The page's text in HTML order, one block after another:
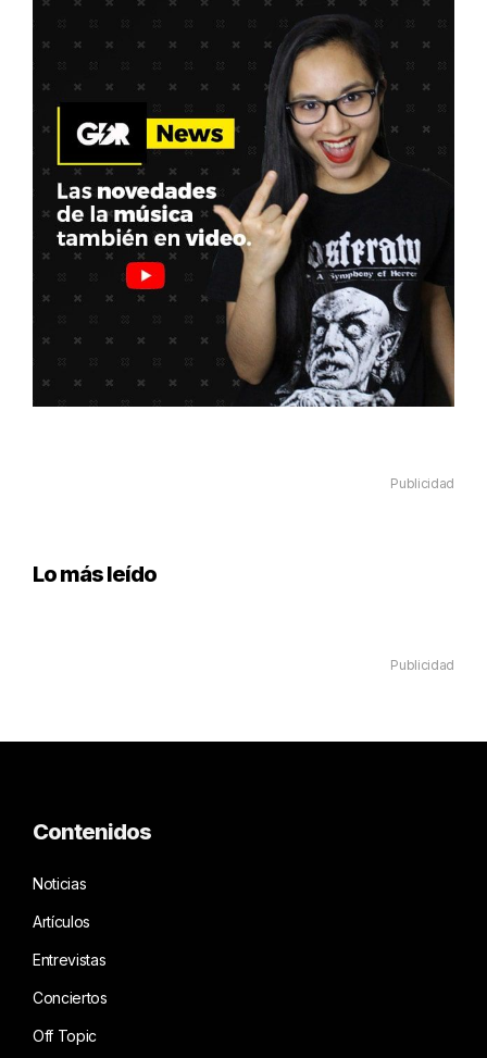
Publicidad
Lo más leído
Publicidad
Contenidos
Noticias
Artículos
Entrevistas
Conciertos
Off Topic